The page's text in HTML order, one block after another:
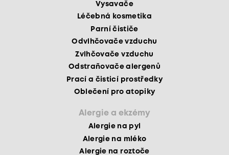
Vysavače
Léčebná kosmetika
Parní čističe
Odvlhčovače vzduchu
Zvlhčovače vzduchu
Odstraňovače alergenů
Prací a čisticí prostředky
Oblečení pro atopiky
Alergie a ekzémy
Alergie na pyl
Alergie na mléko
Alergie na roztoče